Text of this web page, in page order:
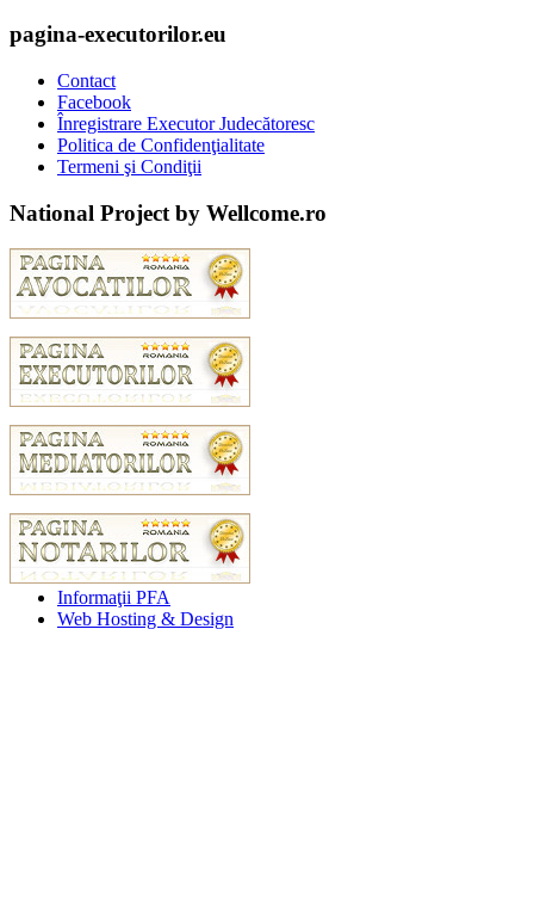
pagina-executorilor.eu
Contact
Facebook
Înregistrare Executor Judecătoresc
Politica de Confidenţialitate
Termeni şi Condiţii
National Project by Wellcome.ro
Informaţii PFA
Web Hosting & Design